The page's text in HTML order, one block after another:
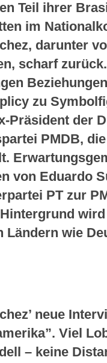
Teil ihrer
im
darunter
scharf
zu
Präsident der
PMDB,
von Eduardo
PT zur
Ländern wie
neue
Viel
– keine